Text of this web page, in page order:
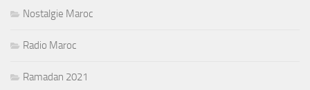
Nostalgie Maroc
Radio Maroc
Ramadan 2021